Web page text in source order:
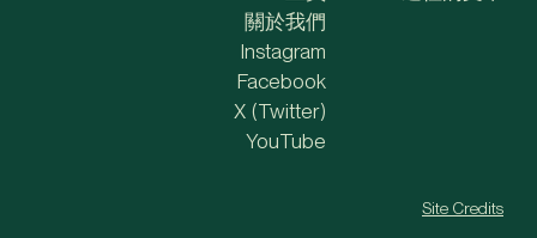
關於我們
Instagram
Facebook
X (Twitter)
YouTube
Site Credits